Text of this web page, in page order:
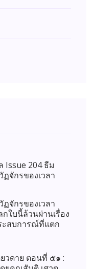
Issue 204 ธีม
ฏจักรของเวลา
ฏจักรของเวลา
ใบนี้ล้วนผ่านเรื่อง
ะสบการณ์ที่แตก
วดาย ตอนที่ ๕๑ :